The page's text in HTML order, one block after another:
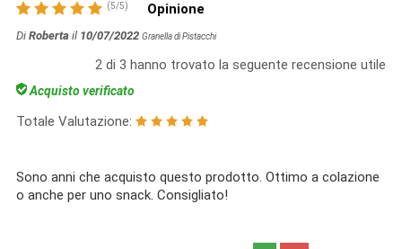
(5/5) Opinione
Di Roberta il 10/07/2022 Granella di Pistacchi
2 di 3 hanno trovato la seguente recensione utile
Acquisto verificato
Totale Valutazione:
Sono anni che acquisto questo prodotto. Ottimo a colazione
o anche per uno snack. Consigliato!